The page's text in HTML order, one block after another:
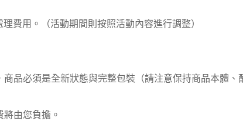
費用。（活動期間則按照活動內容進行調整）
品必須是全新狀態與完整包裝（請注意保持商品本體
由您負擔。